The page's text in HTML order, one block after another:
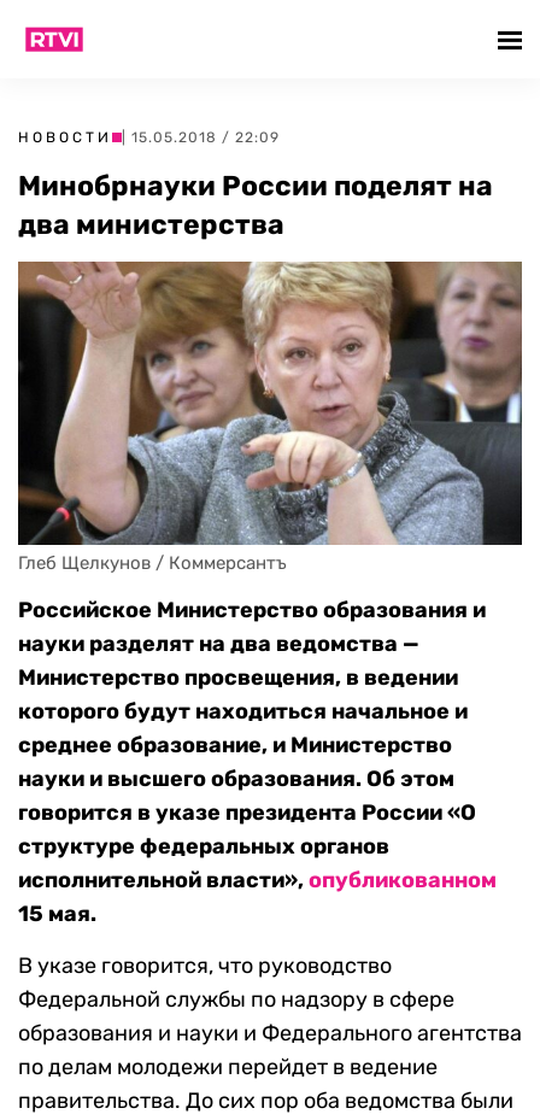
НОВОСТИ | 15.05.2018 / 22:09
Минобрнауки России поделят на
два министерства
Глеб Щелкунов / Коммерсантъ
Российское Министерство образования и
науки разделят на два ведомства —
Министерство просвещения, в ведении
которого будут находиться начальное и
среднее образование, и Министерство
науки и высшего образования. Об этом
говорится в указе президента России «О
структуре федеральных органов
исполнительной власти»,опубликованном
15 мая.
В указе говорится, что руководство
Федеральной службы по надзору в сфере
образования и науки и Федерального агентства
по делам молодежи перейдет в ведение
правительства. До сих пор оба ведомства были